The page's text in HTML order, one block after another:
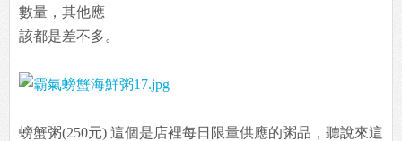
數量，其他應
該都是差不多。
螃蟹粥(250元) 這個是店裡每日限量供應的粥品，聽說來這